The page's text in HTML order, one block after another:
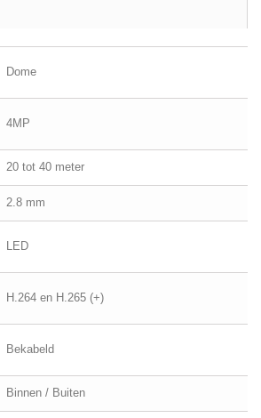
Dome
4MP
20 tot 40 meter
2.8 mm
LED
H.264 en H.265 (+)
Bekabeld
Binnen / Buiten